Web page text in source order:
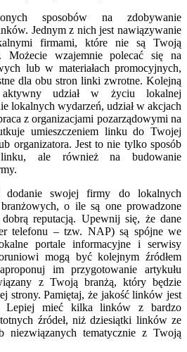
sposobów na zdobywanie
Jednym z nich jest nawiązywanie
firmami, które nie są Twoją
Możecie wzajemnie polecać się na
lub w materiałach promocyjnych,
dla obu stron linki zwrotne. Kolejną
aktywny udział w życiu lokalnej
lokalnych wydarzeń, udział w akcjach
z organizacjami pozarządowymi na
umieszczeniem linku do Twojej
organizatora. Jest to nie tylko sposób
ale również na budowanie
dodanie swojej firmy do lokalnych
o ile są one prowadzone
reputacją. Upewnij się, że dane
telefonu – tzw. NAP) są spójne we
portale informacyjne i serwisy
mogą być kolejnym źródłem
im przygotowanie artykułu
z Twoją branżą, który będzie
strony. Pamiętaj, że jakość linków jest
Lepiej mieć kilka linków z bardzo
źródeł, niż dziesiątki linków ze
tematycznie z Twoją